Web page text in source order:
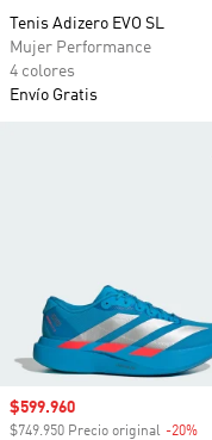
Tenis Adizero EVO SL
Mujer Performance
4 colores
Envío Gratis
Precio de venta
$599.960
$749.950 Precio original -20%